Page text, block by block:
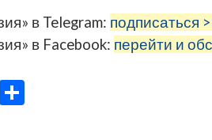
в Telegram: подписаться
в Facebook: перейти и
E